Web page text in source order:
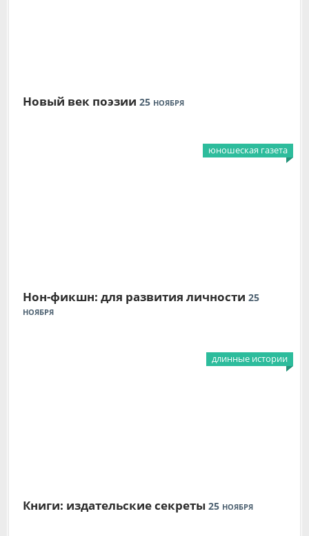
Новый век поэзии 25 НОЯБРЯ
юношеская газета
Нон-фикшн: для развития личности 25
НОЯБРЯ
длинные истории
Книги: издательские секреты 25 НОЯБРЯ